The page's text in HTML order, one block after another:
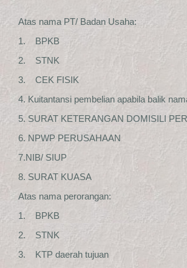
Atas nama PT/ Badan Usaha:
1. BPKB
2. STNK
3. CEK FISIK
4. Kuitantansi pembelian apabila balik
5. SURAT KETERANGAN DOMISILI
6. NPWP PERUSAHAAN
7.NIB/ SIUP
8. SURAT KUASA
Atas nama perorangan:
1. BPKB
2. STNK
3. KTP daerah tujuan